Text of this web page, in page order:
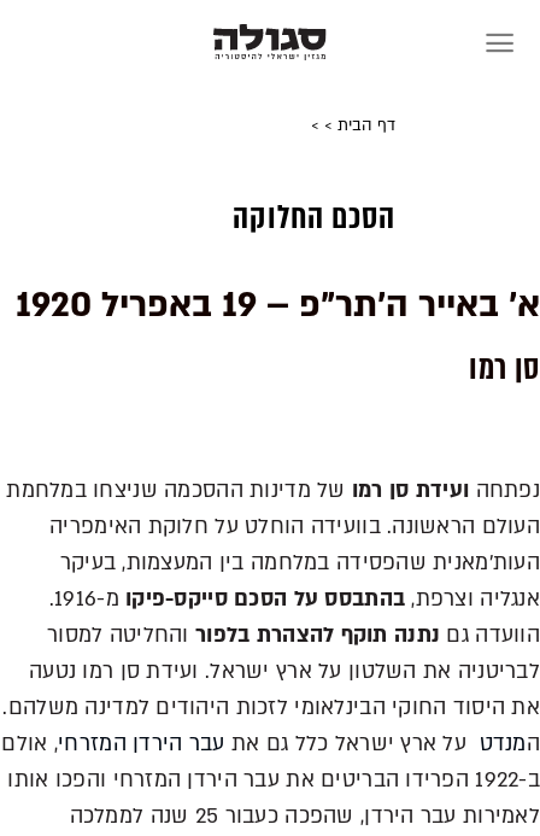
דף הבית >
>
הסכם החלוקה
א' באייר ה'תר"פ – 19 באפריל 1920
סן רמו
נפתחה ועידת סן רמו של מדינות ההסכמה שניצחו במלחמת
העולם הראשונה. בוועידה הוחלט על חלוקת האימפריה
העות'מאנית שהפסידה במלחמה בין המעצמות, בעיקר
אנגליה וצרפת, בהתבסס על הסכם סייקס-פיקו
מ-1916.
הוועדה גם נתנה תוקף להצהרת בלפורוהחליטה למסור
לבריטניה את השלטון על ארץ ישראל. ועידת סן רמו נטעה
את היסוד החוקי הבינלאומי לזכות היהודים למדינה משלהם.
המנדט על ארץ ישראל כלל גם את עבר הירדן המזרחי, אולם
ב-1922 הפרידו הבריטים את עבר הירדן המזרחי והפכו אותו
לאמירות עבר הירדן, שהפכה כעבור 25 שנה לממלכה